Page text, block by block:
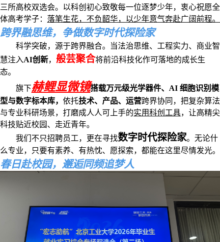
三所高校双选会。以科创初心致敬每一位逐梦少年，衷心祝愿全
体高考学子： 落笔生花，不负韶华，以少年意气奔赴广阔前程。
跨界融思维，争做数字时代探险家
科学突破，源于跨界融合。当法治思维、工程实力、商业智
慧注入AI创新， 般芸聚合将前沿科技化作可落地的成长生
态。
旗下赫鲤显微镜搭载万元级光学器件、AI 细胞识别模
型与数字标本库， 依托技术、产品、运营跨界协同，把复杂算法
与专业科研场景，打磨成人人可上手的实用科创工具，让高精尖
科技贴近校园、走近青年。
我们不只招聘员工，更在寻找数字时代探险家。无论什
么专业，只要有素养、有热忱、愿探索，都能在这里尽情发光。
春日赴校园，邂逅同频追梦人